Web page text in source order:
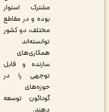
مشترک استوار
بوده و در مقاطع
مختلف، دو کشور
توانسته‌اند
همکاری‌های
سازنده و قابل
توجهی را در
حوزه‌های
گوناگون توسعه